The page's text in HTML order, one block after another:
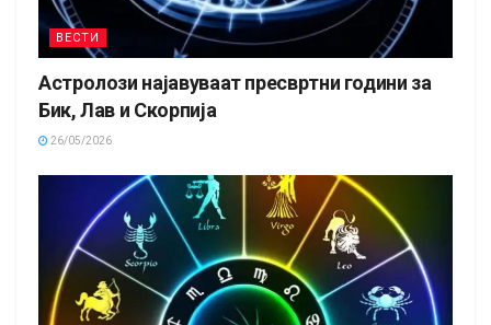
ВЕСТИ
Астролози најавуваат пресвртни години за
Бик, Лав и Скорпија
26/05/2026